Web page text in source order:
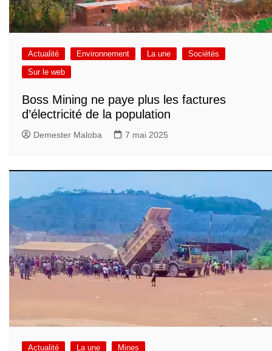
Actualité Environnement La une
Sociétés
Sur le web
Boss Mining ne paye plus les factures
d’électricité de la population
Demester Maloba 7 mai 2025
Actualité La une Mines